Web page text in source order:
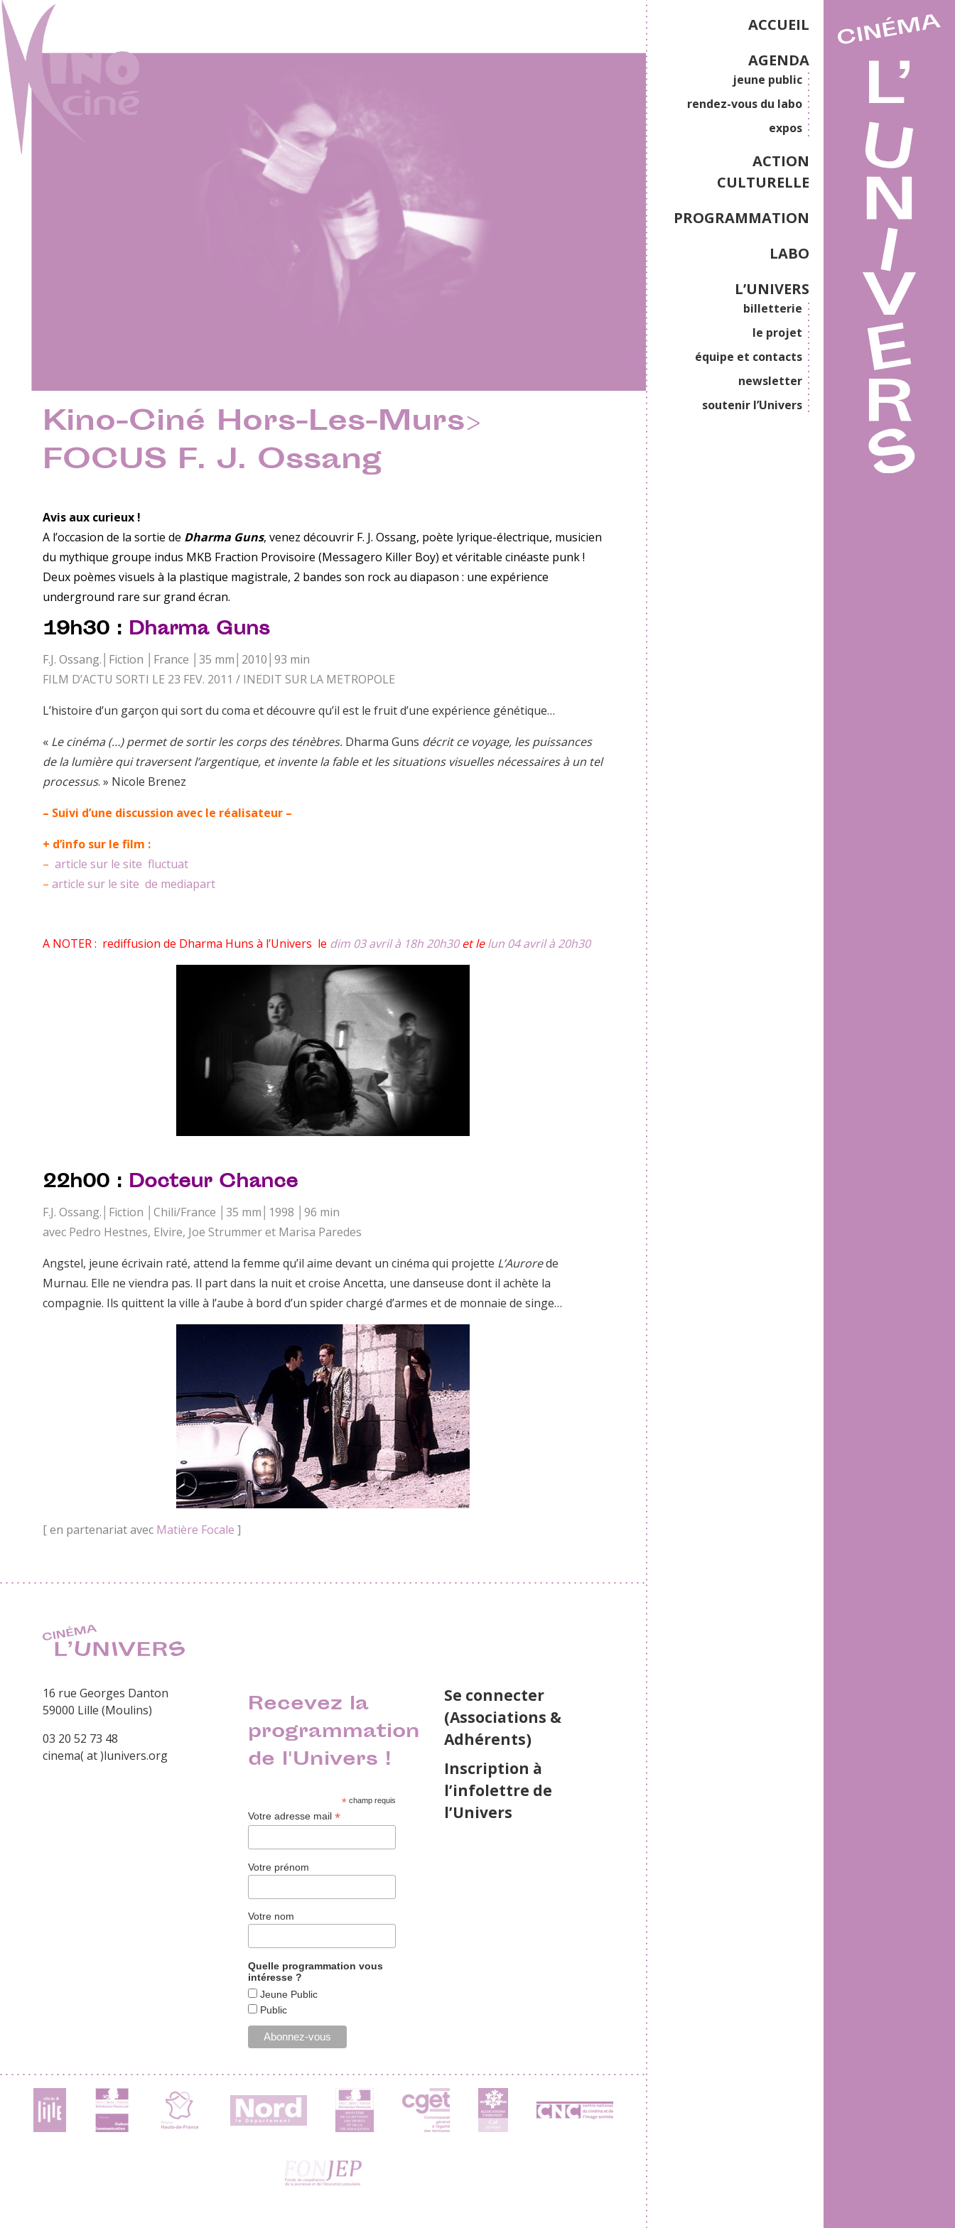
ACCUEIL
AGENDA
jeune public
rendez-vous du labo
expos
ACTION
CULTURELLE
PROGRAMMATION
LABO
L’UNIVERS
billetterie
le projet
équipe et contacts
newsletter
soutenir l’Univers
Kino-Ciné Hors-Les-Murs>
FOCUS F. J. Ossang
Avis aux curieux !
A l’occasion de la sortie de Dharma Guns, venez découvrir F. J. Ossang, poète lyrique-électrique, musicien
du mythique groupe indus MKB Fraction Provisoire (Messagero Killer Boy) et véritable cinéaste punk !
Deux poèmes visuels à la plastique magistrale, 2 bandes son rock au diapason : une expérience
underground rare sur grand écran.
19h30 : Dharma Guns
F.J. Ossang.│Fiction │France │35 mm│2010│93 min
FILM D’ACTU SORTI LE 23 FEV. 2011 / INEDIT SUR LA METROPOLE
L’histoire d’un garçon qui sort du coma et découvre qu’il est le fruit d’une expérience génétique…
« Le cinéma (…) permet de sortir les corps des ténèbres. Dharma Guns décrit ce voyage, les puissances
de la lumière qui traversent l’argentique, et invente la fable et les situations visuelles nécessaires à un tel
processus. » Nicole Brenez
– Suivi d’une discussion avec le réalisateur –
+ d’info sur le film :
– article sur le site fluctuat
– article sur le site de mediapart
A NOTER : rediffusion de Dharma Huns à l’Univers le dim 03 avril à 18h 20h30et lelun 04 avril à 20h30
22h00 : Docteur Chance
F.J. Ossang.│Fiction │Chili/France │35 mm│1998 │96 min
avec Pedro Hestnes, Elvire, Joe Strummer et Marisa Paredes
Angstel, jeune écrivain raté, attend la femme qu’il aime devant un cinéma qui projette L’Aurorede
Murnau. Elle ne viendra pas. Il part dans la nuit et croise Ancetta, une danseuse dont il achète la
compagnie. Ils quittent la ville à l’aube à bord d’un spider chargé d’armes et de monnaie de singe…
[ en partenariat avec Matière Focale ]
16 rue Georges Danton
59000 Lille (Moulins)
03 20 52 73 48
cinema( at )lunivers.org
Recevez la
programmation
de l'Univers !
*champ requis
Votre adresse mail*
Votre prénom
Votre nom
Quelle programmation vous
intéresse ?
Jeune Public
Public
Se connecter
(Associations &
Adhérents)
Inscription à
l’infolettre de
l’Univers